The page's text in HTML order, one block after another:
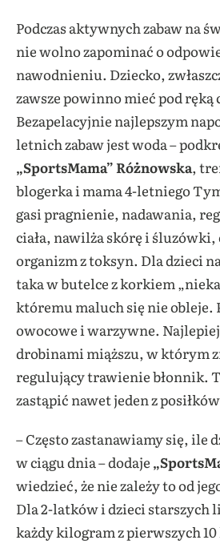
Podczas aktywnych zabaw na
nie wolno zapominać o
nawodnieniu. Dziecko,
zawsze powinno mieć pod ręką
Bezapelacyjnie najlepszym
letnich zabaw jest woda –
„SportsMama” Różnowska,
blogerka i mama 4-letniego
gasi pragnienie, nadawania,
ciała, nawilża skórę i śluzówki,
organizm z toksyn. Dla dzieci
taka w butelce z korkiem
któremu maluch się nie obleje.
owocowe i warzywne.
drobinami miąższu, w którym
regulujący trawienie błonnik.
zastąpić nawet jeden z
– Często zastanawiamy się, ile
w ciągu dnia – dodaje
wiedzieć, że nie zależy to od
Dla 2-latków i dzieci starszych
każdy kilogram z pierwszych